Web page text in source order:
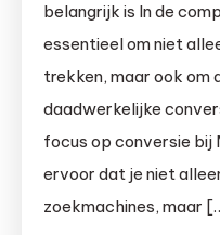
belangrijk is In de
essentieel om niet
trekken, maar ook om
daadwerkelijke
focus op conversie
ervoor dat je niet
zoekmachines, maar